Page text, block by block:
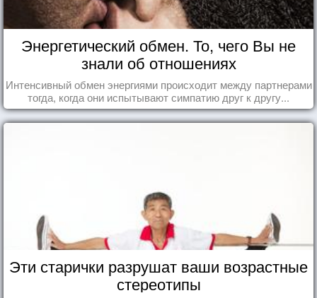
Энергетический обмен. То, чего Вы не
знали об отношениях
Интенсивный обмен энергиями происходит между партнерами
тогда, когда они испытывают симпатию друг к другу...
Эти старички разрушат ваши возрастные
стереотипы